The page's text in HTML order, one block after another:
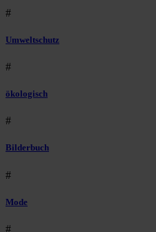
#
Umweltschutz
#
ökologisch
#
Bilderbuch
#
Mode
#